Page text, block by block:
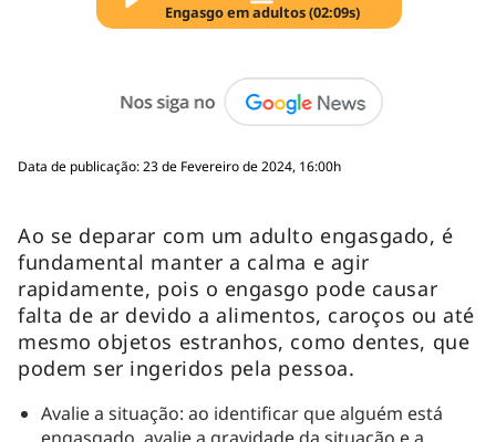
Engasgo em adultos (02:09s)
Data de publicação: 23 de Fevereiro de 2024, 16:00h
Ao se deparar com um adulto engasgado, é
fundamental manter a calma e agir
rapidamente, pois o engasgo pode causar
falta de ar devido a alimentos, caroços ou até
mesmo objetos estranhos, como dentes, que
podem ser ingeridos pela pessoa.
Avalie a situação: ao identificar que alguém está